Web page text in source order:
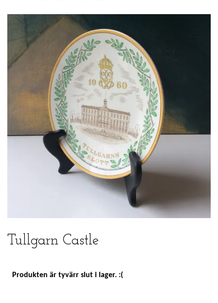
Tullgarn Castle
Produkten är tyvärr slut i lager. :(